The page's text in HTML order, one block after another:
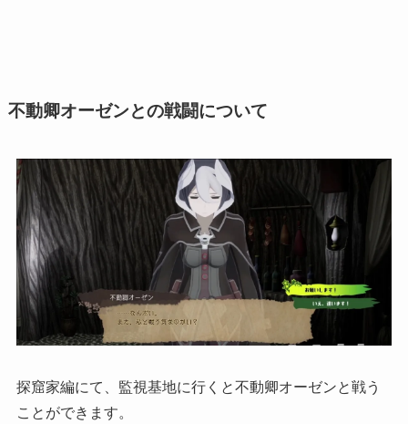
不動卿オーゼンとの戦闘について
探窟家編にて、監視基地に行くと不動卿オーゼンと戦う
ことができます。